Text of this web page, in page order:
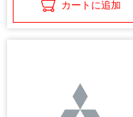
カートに追加